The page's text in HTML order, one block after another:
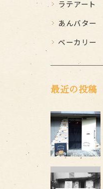
ラテアート
あんバター
ベーカリー
最近の投稿